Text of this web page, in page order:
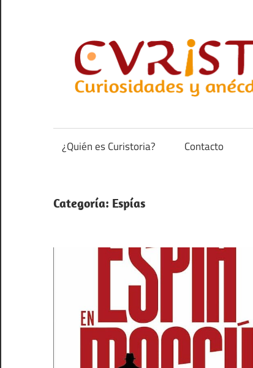
contenido
anécdotas
de
¿Quién es Curistoria? Contacto
Categoría: Espías